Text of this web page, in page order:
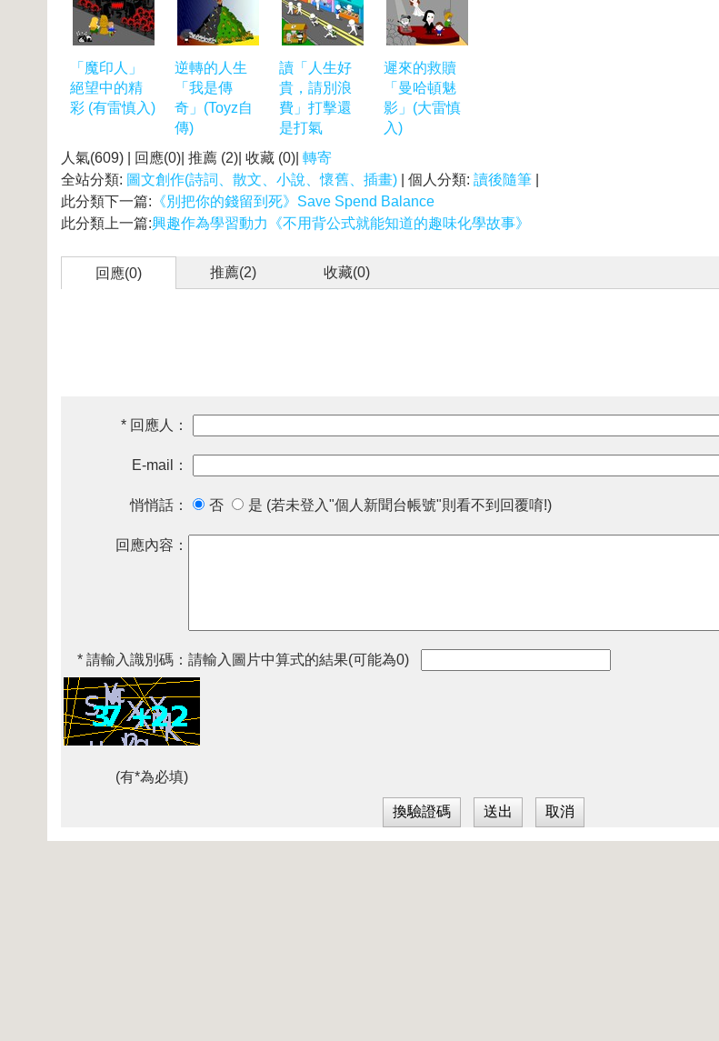
「魔印人」
絕望中的精
彩 (有雷慎入)
逆轉的人生
「我是傳
奇」(Toyz自
傳)
讀「人生好
貴，請別浪
費」打擊還
是打氣
遲來的救贖
「曼哈頓魅
影」(大雷慎
入)
人氣(609) | 回應(0)| 推薦 (2)| 收藏 (0)| 轉寄
全站分類: 圖文創作(詩詞、散文、小說、懷舊、插畫) | 個人分類: 讀後隨筆
此分類下一篇: 《別把你的錢留到死》Save Spend Balance
此分類上一篇:興趣作為學習動力《不用背公式就能知道的趣味化學故事》
回應(0) 推薦(2) 收藏(0)
* 回應人：
E-mail：
悄悄話： 否 是 (若未登入"個人新聞台帳號"則看不到回覆唷!)
回應內容：
* 請輸入識別碼： 請輸入圖片中算式的結果(可能為0)
(有*為必填)